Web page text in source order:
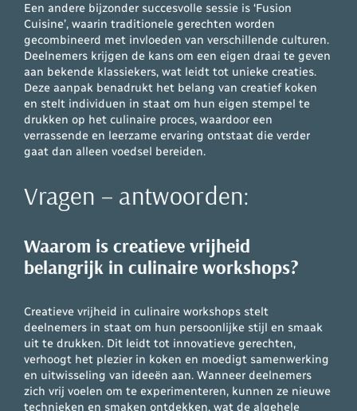
Een andere bijzonder succesvolle sessie is ‘Fusion
Cuisine’, waarin traditionele gerechten worden
gecombineerd met invloeden van verschillende culturen.
Deelnemers krijgen de kans om een eigen draai te geven
aan bekende klassiekers, wat leidt tot unieke creaties.
Deze aanpak benadrukt het belang van creatief koken
en stelt individuen in staat om hun eigen stempel te
drukken op het culinaire proces, waardoor een
verrassende en leerzame ervaring ontstaat die verder
gaat dan alleen voedsel bereiden.
Vragen – antwoorden:
Waarom is creatieve vrijheid
belangrijk in culinaire workshops?
Creatieve vrijheid in culinaire workshops stelt
deelnemers in staat om hun persoonlijke stijl en smaak
uit te drukken. Dit leidt tot innovatieve gerechten,
verhoogt het plezier in koken en moedigt samenwerking
en uitwisseling van ideeën aan. Wanneer deelnemers
zich vrij voelen om te experimenteren, kunnen ze nieuwe
technieken en smaken ontdekken, wat de algehele